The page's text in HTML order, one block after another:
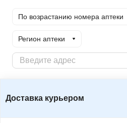
По возрастанию номера аптеки
Регион аптеки
Доставка курьером
Доставка курьером